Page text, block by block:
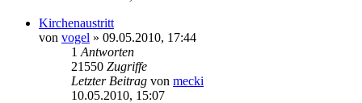
Kirchenaustritt
von vogel » 09.05.2010, 17:44
1 Antworten
21550 Zugriffe
Letzter Beitrag von mecki
10.05.2010, 15:07